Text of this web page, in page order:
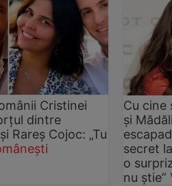
Cristinei
dintre
Rareș Cojoc: „Tu
Cu cine
și
secret
o
nu știe”